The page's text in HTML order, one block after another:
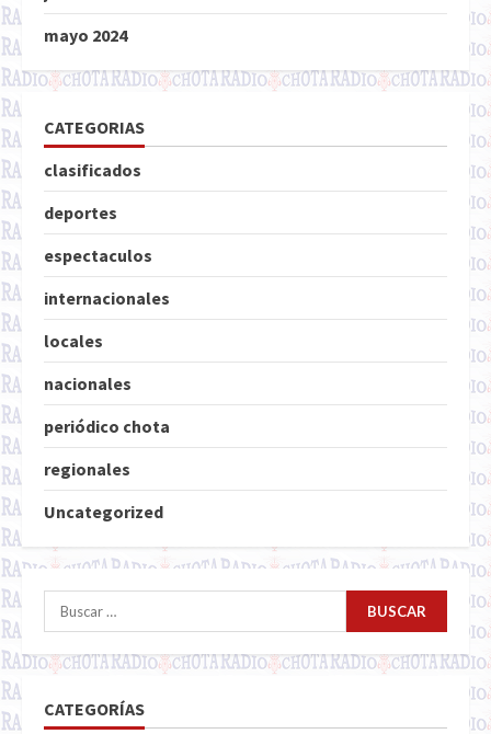
mayo 2024
CATEGORIAS
clasificados
deportes
espectaculos
internacionales
locales
nacionales
periódico chota
regionales
Uncategorized
Buscar:
CATEGORÍAS